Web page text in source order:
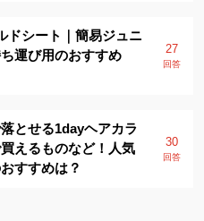
ドシート｜簡易ジュニ
運び用のおすすめ
27
回答
とせる1dayヘアカラ
えるものなど！人気
すすめは？
30
回答